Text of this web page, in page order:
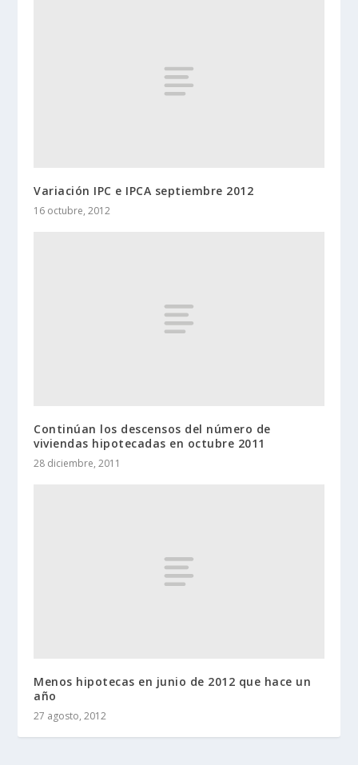
Variación IPC e IPCA septiembre 2012
16 octubre, 2012
Continúan los descensos del número de
viviendas hipotecadas en octubre 2011
28 diciembre, 2011
Menos hipotecas en junio de 2012 que hace un
año
27 agosto, 2012